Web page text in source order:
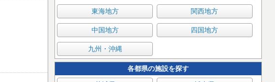
東海地方 関西地方
中国地方 四国地方
九州・沖縄
各都県の施設を探す